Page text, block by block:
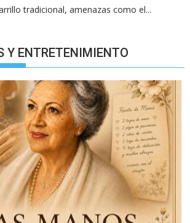
tradicional, amenazas como el...
Y ENTRETENIMIENTO